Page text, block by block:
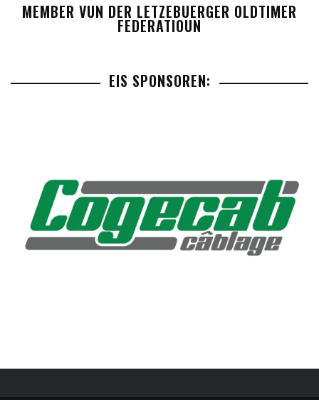
MEMBER VUN DER LETZEBUERGER OLDTIMER
FEDERATIOUN
EIS SPONSOREN: